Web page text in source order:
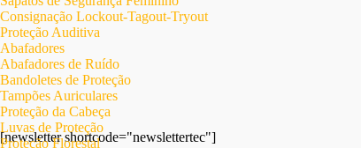
Consignação Lockout-Tagout-Tryout
Proteção Auditiva
Abafadores
Abafadores de Ruído
Bandoletes de Proteção
Tampões Auriculares
Proteção da Cabeça
Luvas de Proteção
Proteção Florestal
[newsletter shortcode="newslettertec"]